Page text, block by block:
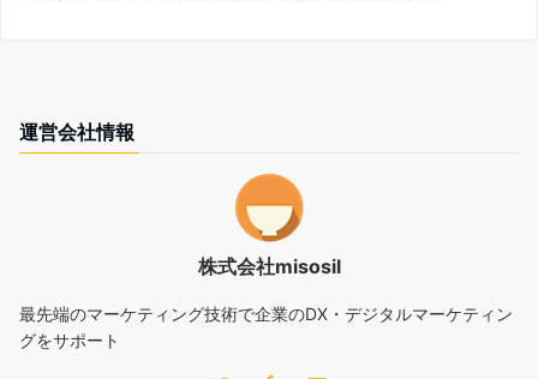
運営会社情報
株式会社misosil
最先端のマーケティング技術で企業のDX・デジタルマーケティン
グをサポート